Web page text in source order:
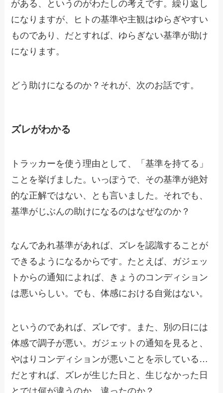
がある、というのがわたしの考えです。繰り返し
になりますが、ヒトの基準や主観はゆらぎやすい
ものであり、だとすれば、ゆらぎない基準が助け
になります。
どう助けになるのか？それが、次のお話です。
ズレがわかる
トラッカーを使う理由として、「基準を持てる」
ことを挙げました。いっぽうで、その基準が絶対
的な正解ではない、とも言いました。それでも、
基準がじぶんの助けになるのはなぜなのか？
なんであれ基準があれば、ズレを認識することが
できるようになるからです。たとえば、ガジェッ
トからの通知によれば、きょうのコンディション
は悪いらしい。でも、体感における自覚はない。
というのであれば、ズレです。また、別の日には
体感で調子が悪い。ガジェットの通知を見ると、
やはりコンディションが悪いことを示している…
だとすれば、ズレが生じた日と、生じなかった日